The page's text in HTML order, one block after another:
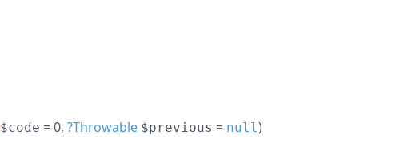
$code = 0, ?Throwable $previous = null)